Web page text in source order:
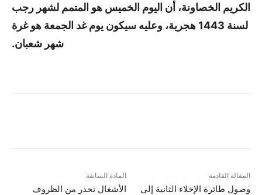
الكريم الخصاونة، أن اليوم الخميس هو المتمم لشهر رجب
لسنة 1443 هجرية، وعليه سيكون يوم غد الجمعة هو غرة
شهر شعبان.
المادة السابقة
الأشغال تحذر من الظروف
المقالة القادمة
وصول طائرة الإخلاء الثانية إلى